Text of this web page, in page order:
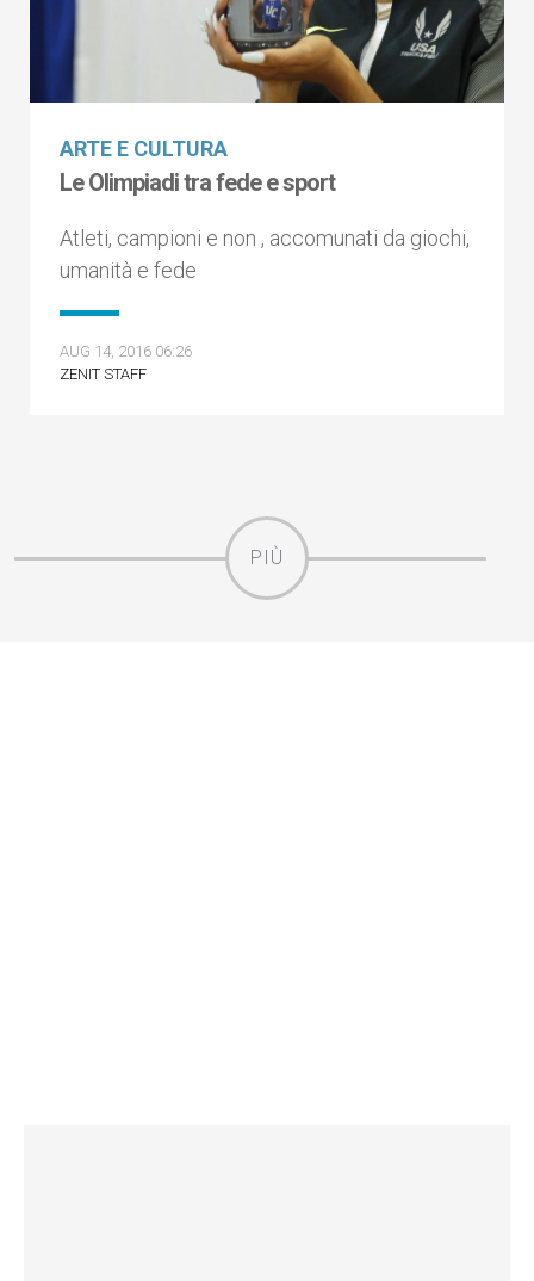
ARTE E CULTURA
Le Olimpiadi tra fede e sport
Atleti, campioni e non , accomunati da giochi,
umanità e fede
AUG 14, 2016 06:26
ZENIT STAFF
PIÙ